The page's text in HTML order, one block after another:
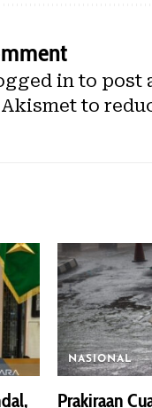
in to post
to
NASIONAL
Prakiraan